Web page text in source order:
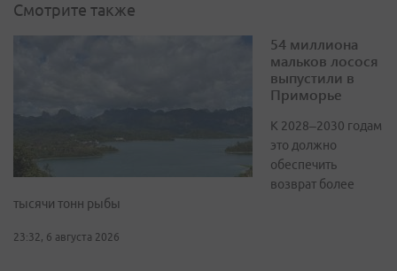
Смотрите также
54 миллиона
мальков лосося
выпустили в
Приморье
К 2028–2030 годам
это должно
обеспечить
возврат более
тысячи тонн рыбы
23:32, 6 августа 2026